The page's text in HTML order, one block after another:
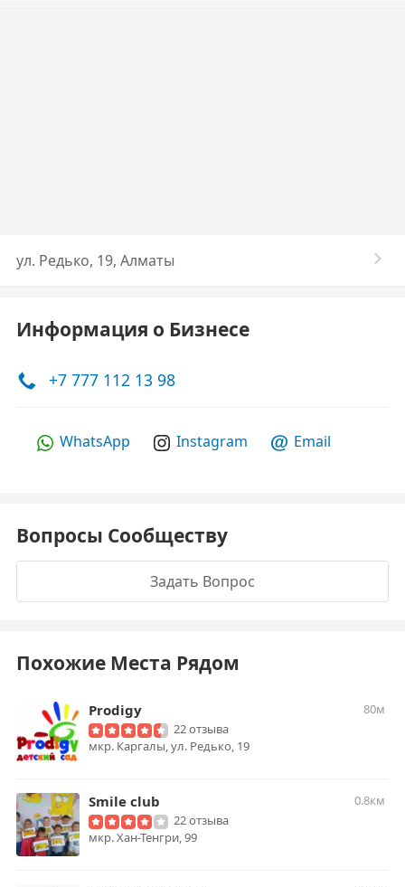
ул. Редько, 19, Алматы
Информация о Бизнесе
+7 777 112 13 98
WhatsApp Instagram Email
Вопросы Сообществу
Задать Вопрос
Похожие Места Рядом
Prodigy
80м
22 отзыва
мкр. Каргалы, ул. Редько, 19
Smile club
0.8км
22 отзыва
мкр. Хан-Тенгри, 99